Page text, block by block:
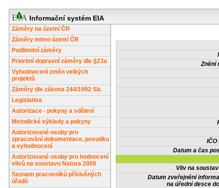
Informační systém EIA
Záměry na území ČR
Záměry mimo území ČR
Podlimitní záměry
Prioritní dopravní záměry dle §23a
Vyhodnocení změn velkých
projektů
Záměry dle zákona 244/1992 Sb.
Legislativa
Autorizace - pokyny a sdělení
Metodické výklady a pokyny
Autorizované osoby pro
zpracování dokumentace, posudku
a vyhodnocení
Autorizované osoby pro hodnocení
vlivů na soustavu Natura 2000
Seznam pracovníků příslušných
úřadů
Znění
IČO
Datum a čas
Vliv na
Datum zveřejnění
na úřední desce